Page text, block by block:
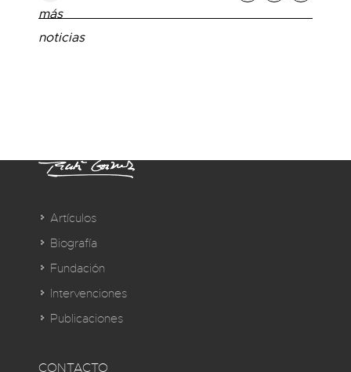
más
noticias
Artículos
Biografía
Fundación
Intervenciones
Publicaciones
CONTACTO